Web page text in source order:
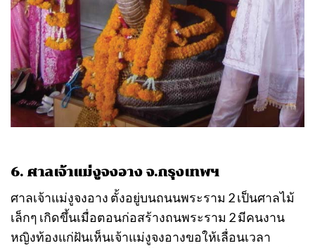
6. ศาลเจ้าแม่งูจงอาง จ.กรุงเทพฯ
ศาลเจ้าแม่งูจงอาง ตั้งอยู่บนถนนพระราม 2 เป็นศาลไม้
เล็กๆ เกิดขึ้นเมื่อตอนก่อสร้างถนพระราม 2 มีคนงาน
หญิงท้องแก่ฝันเห็นเจ้าแม่งูจงอางขอให้เลื่อนเวลา